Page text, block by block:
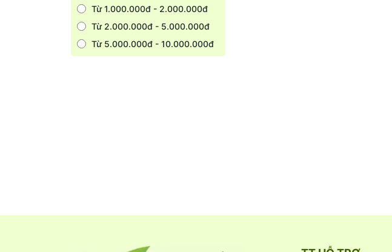
Từ 1.000.000đ - 2.000.000đ
Từ 2.000.000đ - 5.000.000đ
Từ 5.000.000đ - 10.000.000đ